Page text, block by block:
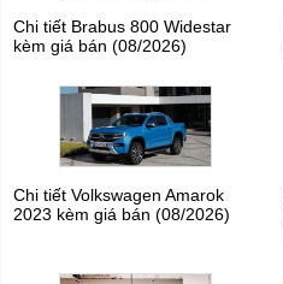
Chi tiết Brabus 800 Widestar
kèm giá bán (08/2026)
Chi tiết Volkswagen Amarok
2023 kèm giá bán (08/2026)